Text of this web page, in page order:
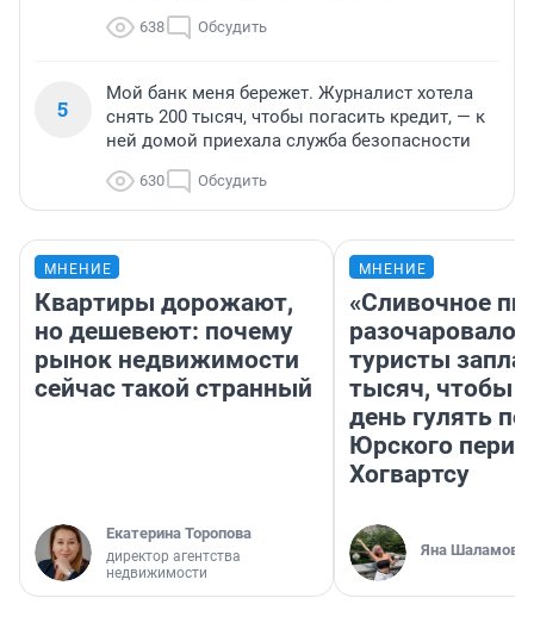
638 Обсудить
5
Мой банк меня бережет. Журналист хотела
снять 200 тысяч, чтобы погасить кредит, — к
ней домой приехала служба безопасности
630 Обсудить
МНЕНИЕ
Квартиры дорожают,
но дешевеют: почему
рынок недвижимости
сейчас такой странный
Екатерина Торопова
директор агентства
недвижимости
МНЕНИЕ
«Сливочное
разочаровало»:
туристы
тысяч, чтобы
день гулять по
Юрского
Хогвартсу
Яна Шаламова